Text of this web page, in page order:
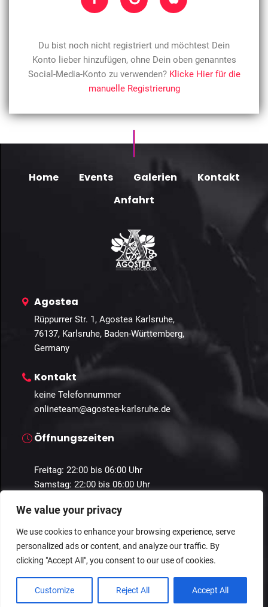
We value your privacy
We use cookies to enhance your browsing experience, serve
personalized ads or content, and analyze our traffic. By
clicking "Accept All", you consent to our use of cookies.
Customize Reject All Accept All
Du bist noch nicht registriert und möchtest Dein
Konto lieber hinzufügen, ohne Dein oben genanntes
Social-Media-Konto zu verwenden? Klicke Hier für die
manuelle Registrierung
Home Events Galerien
Kontakt
Anfahrt
Agostea
Rüppurrer Str. 1, Agostea Karlsruhe,
76137, Karlsruhe, Baden-Württemberg,
Germany
Kontakt
keine Telefonnummer
onlineteam@agostea-karlsruhe.de
Öffnungszeiten
Freitag: 22:00 bis 06:00 Uhr
Samstag: 22:00 bis 06:00 Uhr
© 2024 Guestastic. Alle Rechte vorbehalten.
Datenschutz Geschäftsbedingungen